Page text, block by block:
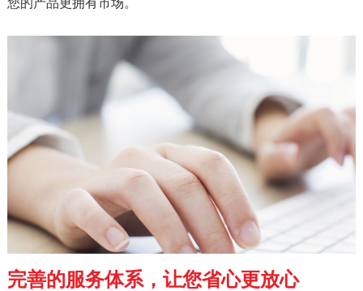
您的产品更拥有市场。
完善的服务体系，让您省心更放心